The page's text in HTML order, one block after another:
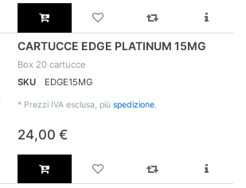
CARTUCCE EDGE PLATINUM 15MG
Box 20 cartucce
SKU
EDGE15MG
* Prezzi IVA esclusa, più spedizione.
24,00 €